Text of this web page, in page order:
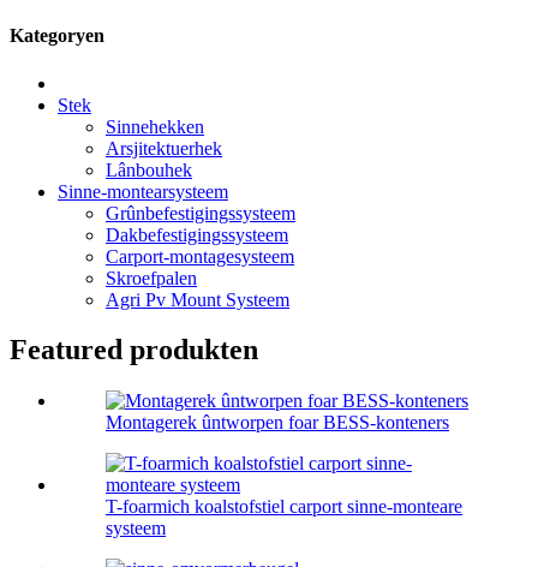
Kategoryen
Stek
Sinnehekken
Arsjitektuerhek
Lânbouhek
Sinne-montearsysteem
Grûnbefestigingssysteem
Dakbefestigingssysteem
Carport-montagesysteem
Skroefpalen
Agri Pv Mount Systeem
Featured produkten
Montagerek ûntworpen foar BESS-konteners
T-foarmich koalstofstiel carport sinne-monteare
systeem